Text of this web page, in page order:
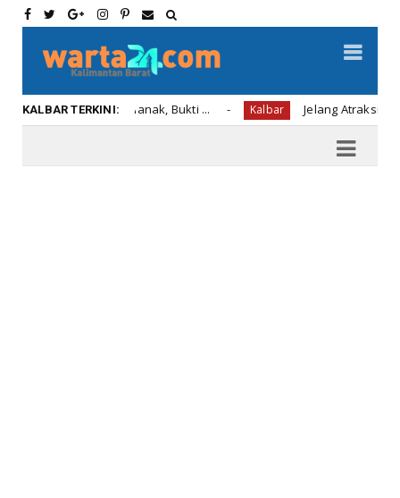
KALBAR TERKINI:
di Pontianak, Bukti ... Kalbar Jelang Atraksi Mendebarkan